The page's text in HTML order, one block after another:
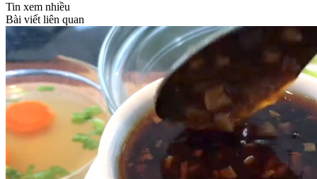
Tin xem nhiều
Bài viết liên quan